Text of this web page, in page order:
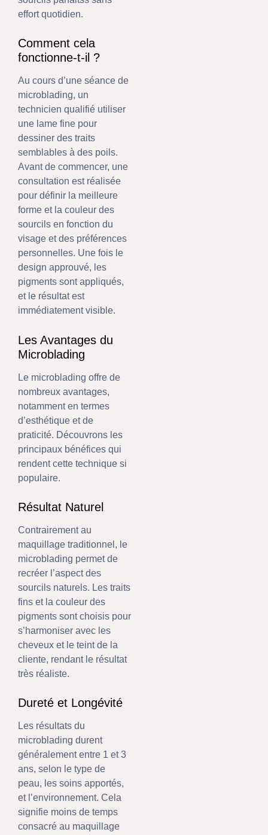
effort quotidien.
Comment cela
fonctionne-t-il ?
Au cours d’une séance de
microblading, un
technicien qualifié utiliser
une lame fine pour
dessiner des traits
semblables à des poils.
Avant de commencer, une
consultation est réalisée
pour définir la meilleure
forme et la couleur des
sourcils en fonction du
visage et des préférences
personnelles. Une fois le
design approuvé, les
pigments sont appliqués,
et le résultat est
immédiatement visible.
Les Avantages du
Microblading
Le microblading offre de
nombreux avantages,
notamment en termes
d’esthétique et de
praticité. Découvrons les
principaux bénéfices qui
rendent cette technique si
populaire.
Résultat Naturel
Contrairement au
maquillage traditionnel, le
microblading permet de
recréer l’aspect des
sourcils naturels. Les traits
fins et la couleur des
pigments sont choisis pour
s’harmoniser avec les
cheveux et le teint de la
cliente, rendant le résultat
très réaliste.
Dureté et Longévité
Les résultats du
microblading durent
généralement entre 1 et 3
ans, selon le type de
peau, les soins apportés,
et l’environnement. Cela
signifie moins de temps
consacré au maquillage